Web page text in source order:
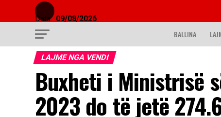
Data: 09/08/2026
BALLINA
LAJME NGA VENDI
Buxheti i Ministrisë
2023 do të jetë